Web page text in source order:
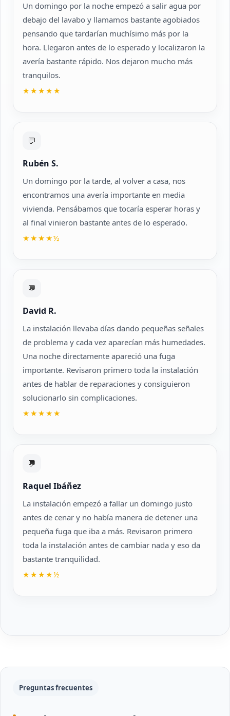
Un domingo por la noche empezó a salir agua por
debajo del lavabo y llamamos bastante agobiados
pensando que tardarían muchísimo más por la
hora. Llegaron antes de lo esperado y localizaron la
avería bastante rápido. Nos dejaron mucho más
tranquilos.
★★★★★
💬
Rubén S.
Un domingo por la tarde, al volver a casa, nos
encontramos una avería importante en media
vivienda. Pensábamos que tocaría esperar horas y
al final vinieron bastante antes de lo esperado.
★★★★½
💬
David R.
La instalación llevaba días dando pequeñas señales
de problema y cada vez aparecían más humedades.
Una noche directamente apareció una fuga
importante. Revisaron primero toda la instalación
antes de hablar de reparaciones y consiguieron
solucionarlo sin complicaciones.
★★★★★
💬
Raquel Ibáñez
La instalación empezó a fallar un domingo justo
antes de cenar y no había manera de detener una
pequeña fuga que iba a más. Revisaron primero
toda la instalación antes de cambiar nada y eso da
bastante tranquilidad.
★★★★½
Preguntas frecuentes